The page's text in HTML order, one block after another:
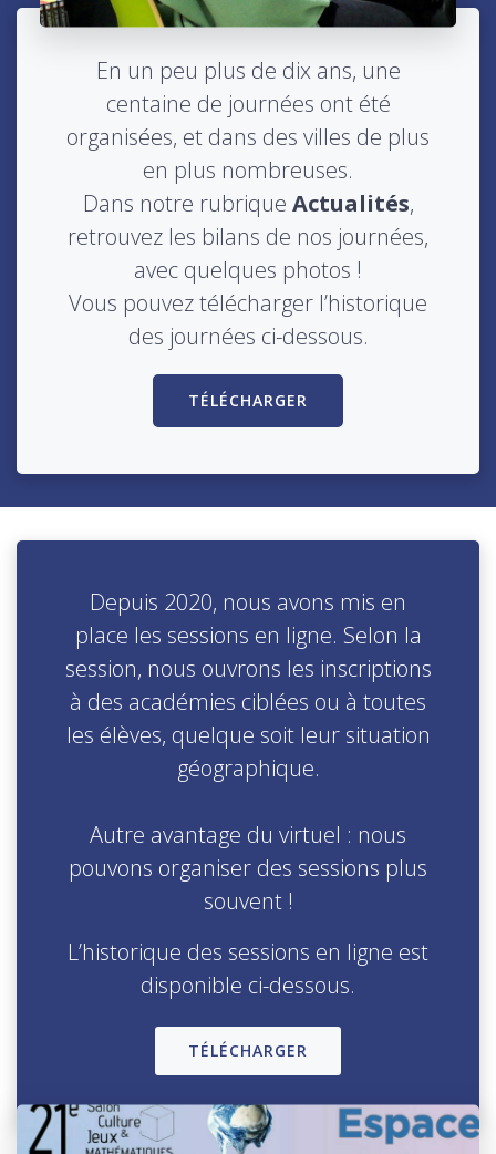
En un peu plus de dix ans, une
centaine de journées ont été
organisées, et dans des villes de plus
en plus nombreuses.
Dans notre rubrique Actualités,
retrouvez les bilans de nos journées,
avec quelques photos !
Vous pouvez télécharger l’historique
des journées ci-dessous.
TÉLÉCHARGER
Depuis 2020, nous avons mis en
place les sessions en ligne. Selon la
session, nous ouvrons les inscriptions
à des académies ciblées ou à toutes
les élèves, quelque soit leur situation
géographique.
Autre avantage du virtuel : nous
pouvons organiser des sessions plus
souvent !
L’historique des sessions en ligne est
disponible ci-dessous.
TÉLÉCHARGER